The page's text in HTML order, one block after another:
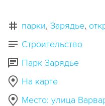
парки Зарядье
Строительство
Парк Зарядье
На карте
Место: улица